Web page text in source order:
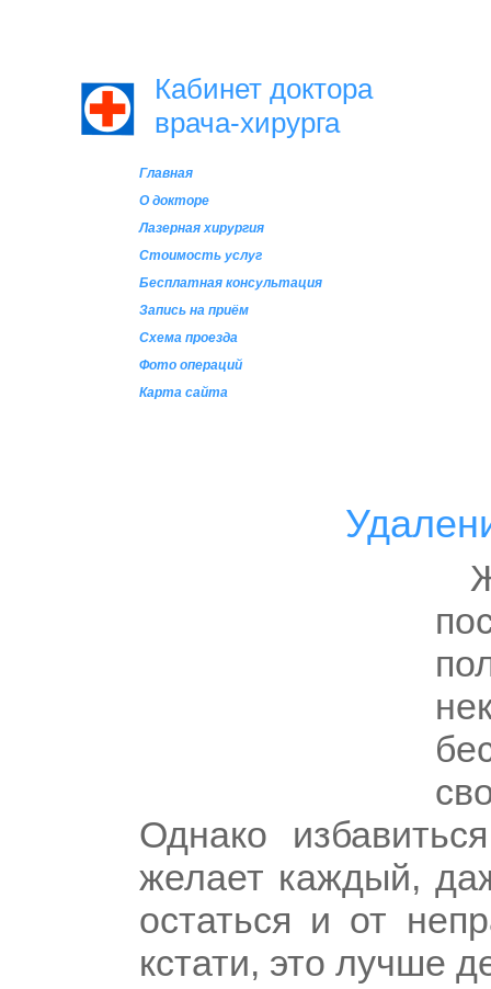
Кабинет доктора
врача-хирурга
Главная
О докторе
Лазерная хирургия
Стоимость услуг
Бесплатная консультация
Запись на приём
Схема проезда
Фото операций
Карта сайта
Однако
желает каждый,
остаться и от
кстати, это лучше